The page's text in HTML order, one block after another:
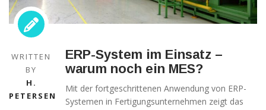
WRITTEN
BY
H.
PETERSEN
ERP-System im Einsatz –
warum noch ein MES?
Mit der fortgeschrittenen Anwendung von ERP-
Systemen in Fertigungsunternehmen zeigt das